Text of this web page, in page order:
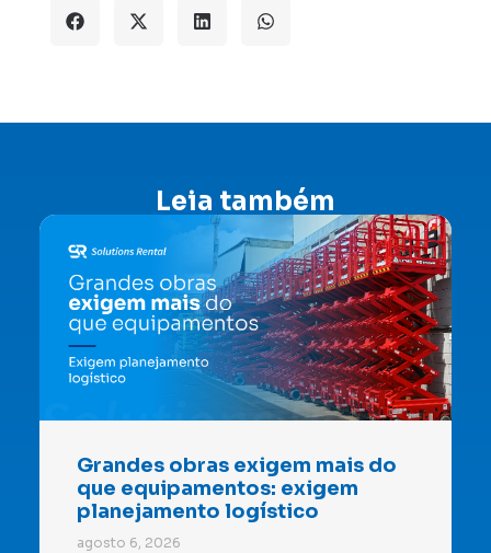
Leia também
Grandes obras exigem mais do
que equipamentos: exigem
planejamento logístico
agosto 6, 2026